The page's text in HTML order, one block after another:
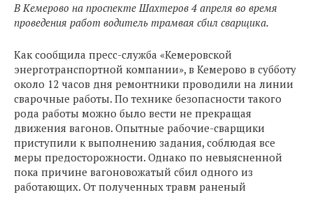
В Кемерово на проспекте Шахтеров 4 апреля во время
проведения работ водитель трамвая сбил сварщика.
Как сообщила пресс-служба «Кемеровской
энерготранспортной компании», в Кемерово в субботу
около 12 часов дня ремонтники проводили на линии
сварочные работы. По технике безопасности такого
рода работы можно было вести не прекращая
движения вагонов. Опытные рабочие-сварщики
приступили к выполнению задания, соблюдая все
меры предосторожности. Однако по невыясненной
пока причине вагоновожатый сбил одного из
работающих. От полученных травм раненый